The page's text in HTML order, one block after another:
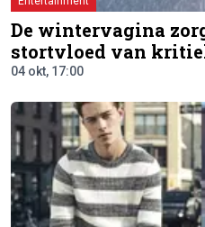
De wintervagina
stortvloed van
04 okt, 17:00